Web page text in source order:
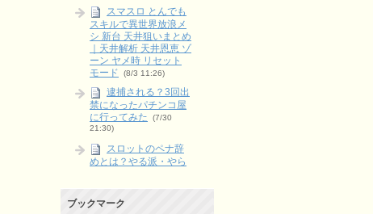
スマスロ とんでも
スキルで異世界放浪メ
シ 新台 天井狙いまとめ
｜天井解析 天井恩恵 ゾ
ーン ヤメ時 リセット
モード
(8/3 11:26)
逮捕される？3回出
禁になったパチンコ屋
に行ってみた
(7/30
21:30)
スロットのペナ辞
めとは？やる派・やら
L タクトオーパス
ブックマーク